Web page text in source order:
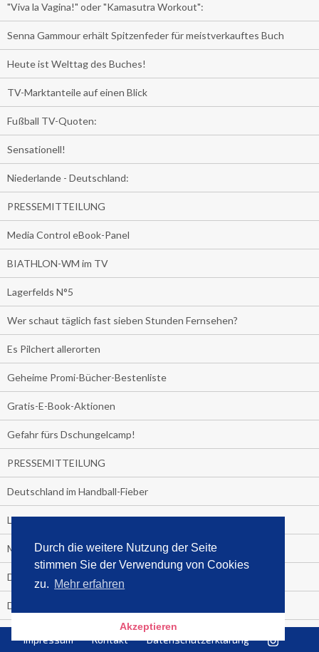
Durch die weitere Nutzung der Seite
stimmen Sie der Verwendung von Cookies
zu. Mehr erfahren
Akzeptieren
"Viva la Vagina!" oder "Kamasutra Workout":
Senna Gammour erhält Spitzenfeder für meistverkauftes Buch
Heute ist Welttag des Buches!
TV-Marktanteile auf einen Blick
Fußball TV-Quoten:
Sensationell!
Niederlande - Deutschland:
PRESSEMITTEILUNG
Media Control eBook-Panel
BIATHLON-WM im TV
Lagerfelds N°5
Wer schaut täglich fast sieben Stunden Fernsehen?
Es Pilchert allerorten
Geheime Promi-Bücher-Bestenliste
Gratis-E-Book-Aktionen
Gefahr fürs Dschungelcamp!
PRESSEMITTEILUNG
Deutschland im Handball-Fieber
Libri und Media Control verlängern Vertrag langfristig
Medienquiz:
Deutschlands Jahrescharts 2018
Die TV-Quotenkönige 2018
KNV und Media Control verlängern vorzeitig Zusammenarbeit
Impressum Kontakt Datenschutzerklärung